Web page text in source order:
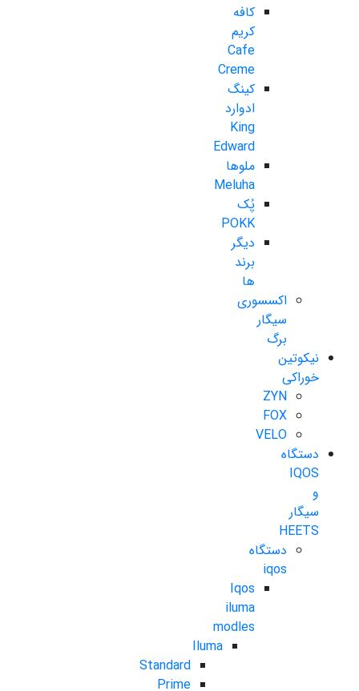
کافه
کریم
Cafe
Creme
کینگ
ادوارد
King
Edward
ملوها
Meluha
پُک
POKK
دیگر
برند
ها
اکسسوری
سیگار
برگ
نیکوتین
خوراکی
ZYN
FOX
VELO
دستگاه
IQOS
و
سیگار
HEETS
دستگاه
iqos
Iqos
iluma
modles
Iluma
Standard
Prime